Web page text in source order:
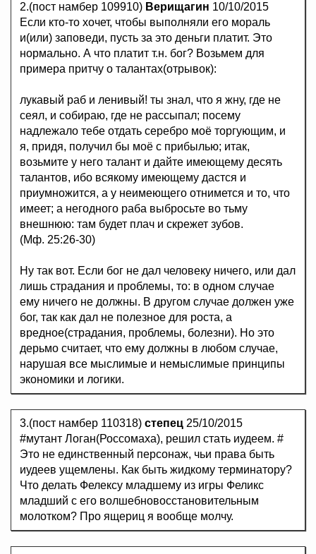
2.(пост намбер 109910) Верищагин 10/10/2015
Если кто-то хочет, чтобы выполняли его мораль
и(или) заповеди, пусть за это деньги платит. Это
нормально. А что платит т.н. бог? Возьмем для
примера притчу о талантах(отрывок):
лукавый раб и ленивый! ты знал, что я жну, где не
сеял, и собираю, где не рассыпал; посему
надлежало тебе отдать серебро моё торгующим, и
я, придя, получил бы моё с прибылью; итак,
возьмите у него талант и дайте имеющему десять
талантов, ибо всякому имеющему дастся и
приумножится, а у неимеющего отнимется и то, что
имеет; а негодного раба выбросьте во тьму
внешнюю: там будет плач и скрежет зубов.
(Мф. 25:26-30)
Ну так вот. Если бог не дал человеку ничего, или дал
лишь страдания и проблемы, то: в одном случае
ему ничего не должны. В другом случае должен уже
бог, так как дал не полезное для роста, а
вредное(страдания, проблемы, болезни). Но это
дерьмо считает, что ему должны в любом случае,
нарушая все мыслимые и немыслимые принципы
экономики и логики.
3.(пост намбер 110318) степец 25/10/2015
#мутант Логан(Россомаха), решил стать иудеем. #
Это не единственный персонаж, чьи права быть
иудеев ущемлены. Как быть жидкому терминатору?
Что делать Фелексу младшему из игры Феликс
младший с его волшебновосстановительным
молотком? Про ящериц я вообще молчу.